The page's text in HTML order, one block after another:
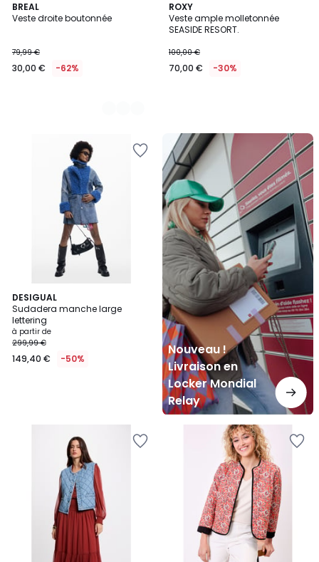
BREAL
Veste droite boutonnée
79,99 €
30,00 € -62%
2
Couleurs
ROXY
Veste ample molletonnée
SEASIDE RESORT.
100,00 €
70,00 € -30%
DESIGUAL
Sudadera manche large
lettering
à partir de
299,99 €
149,40 € -50%
Nouveau !
Livraison en
Locker Mondial
Relay
Nouveau
Livraison
en
Locker
Mondial
Relay